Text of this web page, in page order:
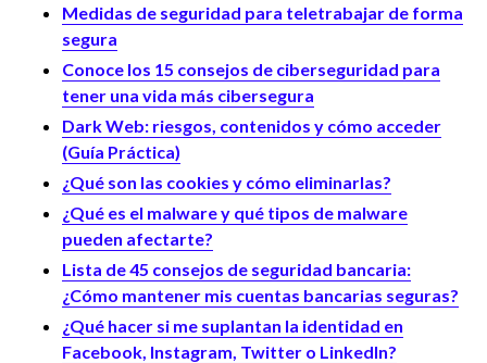
Medidas de seguridad para teletrabajar de forma
segura
Conoce los 15 consejos de ciberseguridad para
tener una vida más cibersegura
Dark Web: riesgos, contenidos y cómo acceder
(Guía Práctica)
¿Qué son las cookies y cómo eliminarlas?
¿Qué es el malware y qué tipos de malware
pueden afectarte?
Lista de 45 consejos de seguridad bancaria:
¿Cómo mantener mis cuentas bancarias seguras?
¿Qué hacer si me suplantan la identidad en
Facebook, Instagram, Twitter o LinkedIn?